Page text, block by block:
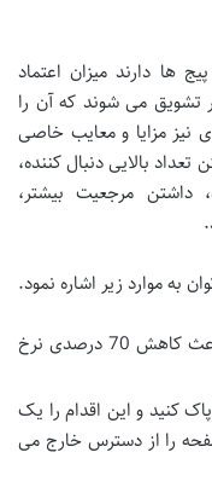
ها دارند میزان اعتماد
تشویق می شوند که آن را
نیز مزایا و معایب خاصی
بالایی دنبال کننده،
داشتن مرجعیت بیشتر،
به موارد زیر اشاره نمود.
تغییر نام و ظاهر پیج خریداری شده باعث کاهش 70 درصدی نرخ
کنید و این اقدام را یک
را از دسترس خارج می